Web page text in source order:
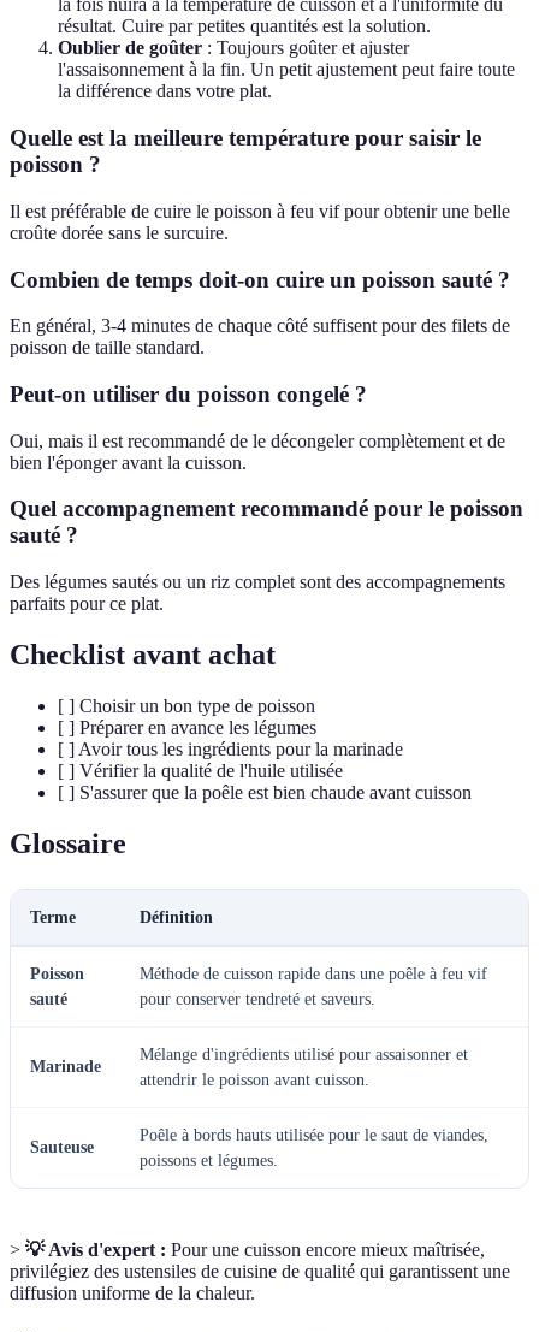
la fois nuira à la température de cuisson et à l'uniformité du
résultat. Cuire par petites quantités est la solution.
Oublier de goûter : Toujours goûter et ajuster
l'assaisonnement à la fin. Un petit ajustement peut faire toute
la différence dans votre plat.
Quelle est la meilleure température pour saisir le
poisson ?
Il est préférable de cuire le poisson à feu vif pour obtenir une belle
croûte dorée sans le surcuire.
Combien de temps doit-on cuire un poisson sauté ?
En général, 3-4 minutes de chaque côté suffisent pour des filets de
poisson de taille standard.
Peut-on utiliser du poisson congelé ?
Oui, mais il est recommandé de le décongeler complètement et de
bien l'éponger avant la cuisson.
Quel accompagnement recommandé pour le poisson
sauté ?
Des légumes sautés ou un riz complet sont des accompagnements
parfaits pour ce plat.
Checklist avant achat
[ ] Choisir un bon type de poisson
[ ] Préparer en avance les légumes
[ ] Avoir tous les ingrédients pour la marinade
[ ] Vérifier la qualité de l'huile utilisée
[ ] S'assurer que la poêle est bien chaude avant cuisson
Glossaire
Terme Définition
Poisson
sauté
Méthode de cuisson rapide dans une poêle à feu vif
pour conserver tendreté et saveurs.
Marinade
Mélange d'ingrédients utilisé pour assaisonner et
attendrir le poisson avant cuisson.
Sauteuse
Poêle à bords hauts utilisée pour le saut de viandes,
poissons et légumes.
> 💡 Avis d'expert : Pour une cuisson encore mieux maîtrisée,
privilégiez des ustensiles de cuisine de qualité qui garantissent une
diffusion uniforme de la chaleur.